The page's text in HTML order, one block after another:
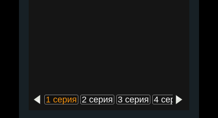
1 серия 2 серия 3 серия 4 серия